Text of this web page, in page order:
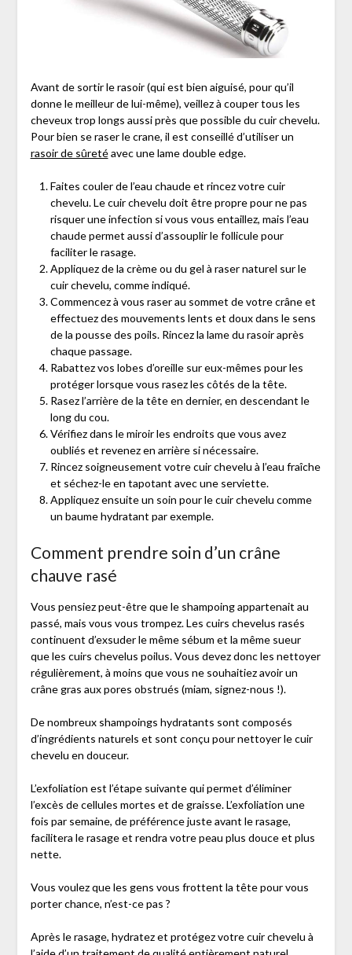
Avant de sortir le rasoir (qui est bien aiguisé, pour qu’il
donne le meilleur de lui-même), veillez à couper tous les
cheveux trop longs aussi près que possible du cuir chevelu.
Pour bien se raser le crane, il est conseillé d’utiliser un
rasoir de sûretéavec une lame double edge.
Faites couler de l’eau chaude et rincez votre cuir
chevelu. Le cuir chevelu doit être propre pour ne pas
risquer une infection si vous vous entaillez, mais l’eau
chaude permet aussi d’assouplir le follicule pour
faciliter le rasage.
Appliquez de la crème ou du gel à raser naturel sur le
cuir chevelu, comme indiqué.
Commencez à vous raser au sommet de votre crâne et
effectuez des mouvements lents et doux dans le sens
de la pousse des poils. Rincez la lame du rasoir après
chaque passage.
Rabattez vos lobes d’oreille sur eux-mêmes pour les
protéger lorsque vous rasez les côtés de la tête.
Rasez l’arrière de la tête en dernier, en descendant le
long du cou.
Vérifiez dans le miroir les endroits que vous avez
oubliés et revenez en arrière si nécessaire.
Rincez soigneusement votre cuir chevelu à l’eau fraîche
et séchez-le en tapotant avec une serviette.
Appliquez ensuite un soin pour le cuir chevelu comme
un baume hydratant par exemple.
Comment prendre soin d’un crâne
chauve rasé
Vous pensiez peut-être que le shampoing appartenait au
passé, mais vous vous trompez. Les cuirs chevelus rasés
continuent d’exsuder le même sébum et la même sueur
que les cuirs chevelus poilus. Vous devez donc les nettoyer
régulièrement, à moins que vous ne souhaitiez avoir un
crâne gras aux pores obstrués (miam, signez-nous !).
De nombreux shampoings hydratants sont composés
d’ingrédients naturels et sont conçu pour nettoyer le cuir
chevelu en douceur.
L’exfoliation est l’étape suivante qui permet d’éliminer
l’excès de cellules mortes et de graisse. L’exfoliation une
fois par semaine, de préférence juste avant le rasage,
facilitera le rasage et rendra votre peau plus douce et plus
nette.
Vous voulez que les gens vous frottent la tête pour vous
porter chance, n’est-ce pas ?
Après le rasage, hydratez et protégez votre cuir chevelu à